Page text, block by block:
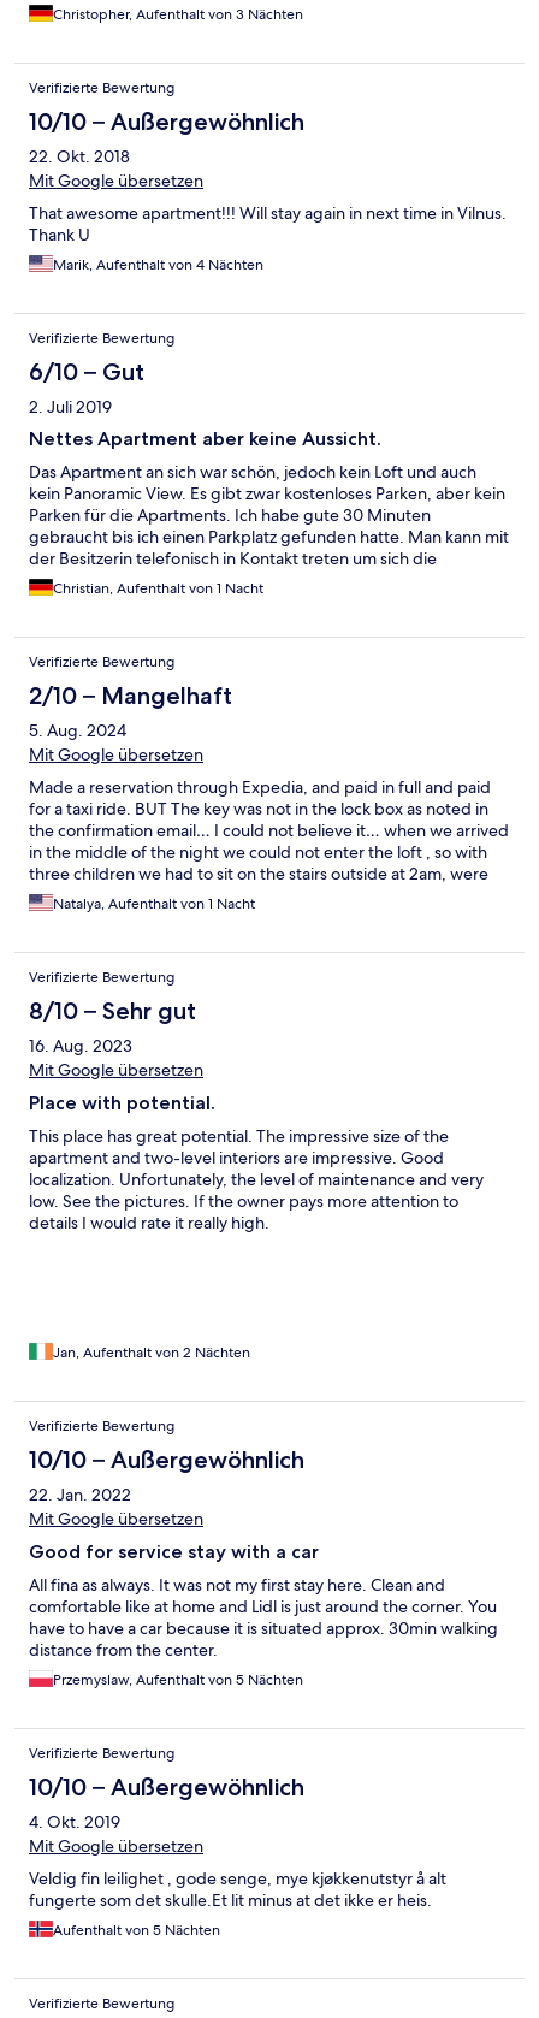
Christopher, Aufenthalt von 3 Nächten
Verifizierte Bewertung
10/10 – Außergewöhnlich
22. Okt. 2018
Mit Google übersetzen
That awesome apartment!!! Will stay again in next time in Vilnus.
Thank U
Marik, Aufenthalt von 4 Nächten
Verifizierte Bewertung
6/10 – Gut
2. Juli 2019
Nettes Apartment aber keine Aussicht.
Das Apartment an sich war schön, jedoch kein Loft und auch
kein Panoramic View. Es gibt zwar kostenloses Parken, aber kein
Parken für die Apartments. Ich habe gute 30 Minuten
gebraucht bis ich einen Parkplatz gefunden hatte. Man kann mit
der Besitzerin telefonisch in Kontakt treten um sich die
Einlassmodalitäten und die genaue Lokation beschreiben zu
lassen.
Christian, Aufenthalt von 1 Nacht
Verifizierte Bewertung
2/10 – Mangelhaft
5. Aug. 2024
Mit Google übersetzen
Made a reservation through Expedia, and paid in full and paid
for a taxi ride. BUT The key was not in the lock box as noted in
the confirmation email… I could not believe it… when we arrived
in the middle of the night we could not enter the loft , so with
three children we had to sit on the stairs outside at 2am, were
forced to book the most expensive hotel instead and new taxi
ride , and went to bed at 3 o’clock in the morning, angry and
multiple flights , not as advertised!!!! and Owner did not care
even after talking to us on the phone - He simply stated he does
not have a key to his own property, he just did not want to make
a trip to fulfill his rental obligation. Stay away from this property
if you can.
Natalya, Aufenthalt von 1 Nacht
Verifizierte Bewertung
8/10 – Sehr gut
16. Aug. 2023
Mit Google übersetzen
Place with potential.
This place has great potential. The impressive size of the
apartment and two-level interiors are impressive. Good
localization. Unfortunately, the level of maintenance and very
low. See the pictures. If the owner pays more attention to
details I would rate it really high.
Jan, Aufenthalt von 2 Nächten
Verifizierte Bewertung
10/10 – Außergewöhnlich
22. Jan. 2022
Mit Google übersetzen
Good for service stay with a car
All fina as always. It was not my first stay here. Clean and
comfortable like at home and Lidl is just around the corner. You
have to have a car because it is situated approx. 30min walking
distance from the center.
Przemyslaw, Aufenthalt von 5 Nächten
Verifizierte Bewertung
10/10 – Außergewöhnlich
4. Okt. 2019
Mit Google übersetzen
Veldig fin leilighet , gode senge, mye kjøkkenutstyr å alt
fungerte som det skulle.Et lit minus at det ikke er heis.
Aufenthalt von 5 Nächten
Verifizierte Bewertung